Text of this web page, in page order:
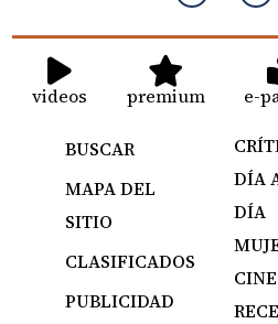
videos premium e-
BUSCAR
MAPA DEL
SITIO
CLASIFICADOS
PUBLICIDAD
DÍA
DÍA
CINE